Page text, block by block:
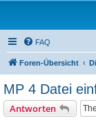
FAQ
Foren-Übersicht
MP 4 Datei
Antworten